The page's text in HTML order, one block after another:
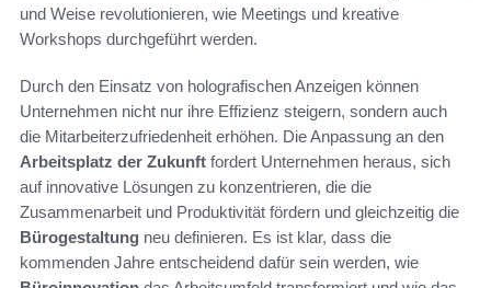
und Weise revolutionieren, wie Meetings und kreative
Workshops durchgeführt werden.
Durch den Einsatz von holografischen Anzeigen können
Unternehmen nicht nur ihre Effizienz steigern, sondern auch
die Mitarbeiterzufriedenheit erhöhen. Die Anpassung an den
Arbeitsplatz der Zukunft fordert Unternehmen heraus, sich
auf innovative Lösungen zu konzentrieren, die die
Zusammenarbeit und Produktivität fördern und gleichzeitig die
Bürogestaltung neu definieren. Es ist klar, dass die
kommenden Jahre entscheidend dafür sein werden, wie